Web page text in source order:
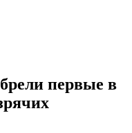
первые в